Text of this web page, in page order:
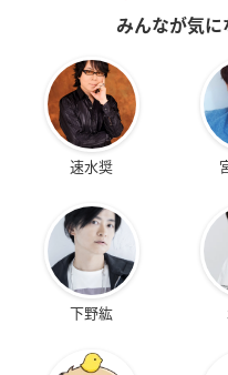
みんなが気に
速水奨
下野紘